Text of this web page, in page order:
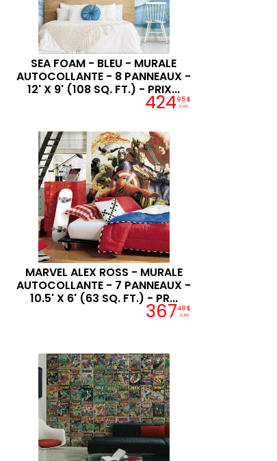
SEA FOAM - BLEU - MURALE
AUTOCOLLANTE - 8 PANNEAUX -
12' X 9' (108 SQ. FT.) - PRIX...
42495$
CAD
MARVEL ALEX ROSS - MURALE
AUTOCOLLANTE - 7 PANNEAUX -
10.5' X 6' (63 SQ. FT.) - PR...
36748$
CAD